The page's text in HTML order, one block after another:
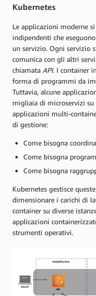
Kubernetes
Le applicazioni moderne
indipendenti che
un servizio. Ogni servizio
comunica con gli altri
chiamata API. I container
forma di programmi da
Tuttavia, alcune
migliaia di microservizi su
applicazioni multi-
di gestione:
Come bisogna
Come bisogna
Come bisogna
Kubernetes gestisce
dimensionare i carichi di
container su diverse
applicazioni
strumenti operativi.